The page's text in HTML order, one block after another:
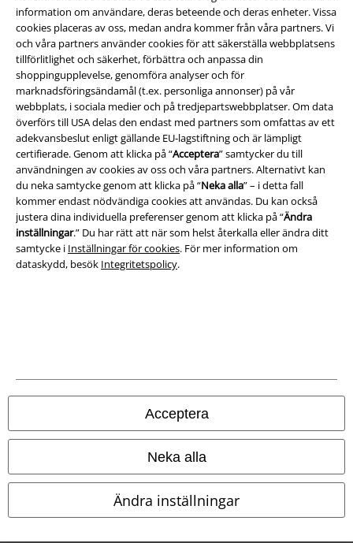
information om användare, deras beteende och deras enheter. Vissa
cookies placeras av oss, medan andra kommer från våra partners. Vi
och våra partners använder cookies för att säkerställa webbplatsens
tillförlitlighet och säkerhet, förbättra och anpassa din
shoppingupplevelse, genomföra analyser och för
marknadsföringsändamål (t.ex. personliga annonser) på vår
webbplats, i sociala medier och på tredjepartswebbplatser. Om data
överförs till USA delas den endast med partners som omfattas av ett
adekvansbeslut enligt gällande EU-lagstiftning och är lämpligt
certifierade. Genom att klicka på “Acceptera” samtycker du till
användningen av cookies av oss och våra partners. Alternativt kan
du neka samtycke genom att klicka på “Neka alla” – i detta fall
kommer endast nödvändiga cookies att användas. Du kan också
justera dina individuella preferenser genom att klicka på “Ändra
inställningar.” Du har rätt att när som helst återkalla eller ändra ditt
samtycke i Inställningar för cookies. För mer information om
dataskydd, besök Integritetspolicy.
Acceptera
Neka alla
Ändra inställningar
A Warner Music Group Company
Ladda ner villkoren
Avfallshantering och miljöskydd
Information om tillgänglighet
Inställningar för cookies